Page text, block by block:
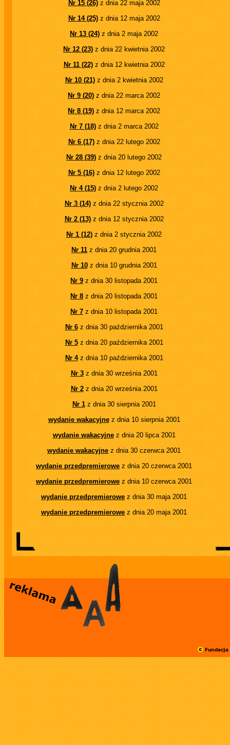
Nr 15 (26)z dnia 22 maja 2002
Nr 14 (25)z dnia 12 maja 2002
Nr 13 (24) z dnia 2 maja 2002
Nr 12 (23) z dnia 22 kwietnia 2002
Nr 11 (22)z dnia 12 kwietnia 2002
Nr 10 (21)z dnia 2 kwietnia 2002
Nr 9 (20) z dnia 22 marca 2002
Nr 8 (19) z dnia 12 marca 2002
Nr 7 (18)z dnia 2 marca 2002
Nr 6 (17)z dnia 22 lutego 2002
Nr 28 (39) z dnia 20 lutego 2002
Nr 5 (16)z dnia 12 lutego 2002
Nr 4 (15) z dnia 2 lutego 2002
Nr 3 (14)z dnia 22 stycznia 2002
Nr 2 (13)z dnia 12 stycznia 2002
Nr 1 (12) z dnia 2 stycznia 2002
Nr 11 z dnia 20 grudnia 2001
Nr 10z dnia 10 grudnia 2001
Nr 9 z dnia 30 listopada 2001
Nr 8 z dnia 20 listopada 2001
Nr 7 z dnia 10 listopada 2001
Nr 6z dnia 30 października 2001
Nr 5z dnia 20 października 2001
Nr 4z dnia 10 października 2001
Nr 3z dnia 30 września 2001
Nr 2z dnia 20 września 2001
Nr 1z dnia 30 sierpnia 2001
wydanie wakacyjnez dnia 10 sierpnia 2001
wydanie wakacyjnez dnia 20 lipca 2001
wydanie wakacyjne z dnia 30 czerwca 2001
wydanie przedpremierowe z dnia 20 czerwca 2001
wydanie przedpremierowe z dnia 10 czerwca 2001
wydanie przedpremierowe z dnia 30 maja 2001
wydanie przedpremierowe z dnia 20 maja 2001